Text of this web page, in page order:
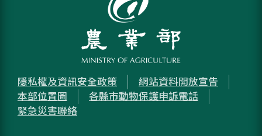
隱私權及資訊安全政策
網站資料開放宣告
本部位置圖
各縣市動物保護申訴電話
緊急災害聯絡